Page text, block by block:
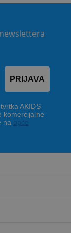
PRIJAVA
AKIDS
komercijalne
na